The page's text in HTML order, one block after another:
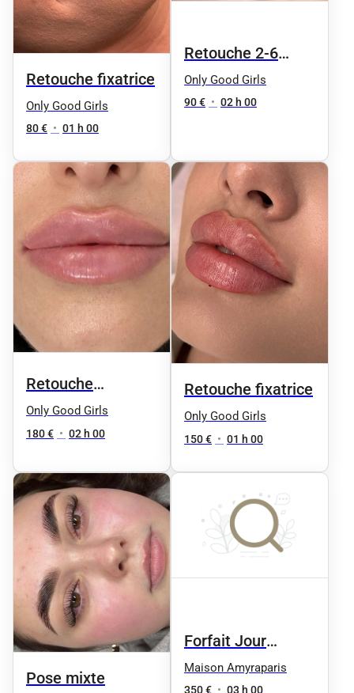
Retouche fixatrice
Only Good Girls
80 € • 01 h 00
Retouche 2-6
mois
Only Good Girls
90 € • 02 h 00
Retouche
entretien 1an max
Only Good Girls
180 € • 02 h 00
Retouche fixatrice
Only Good Girls
150 € • 01 h 00
Pose mixte
Forfait Jour
Mariage ( coiffure
Maison Amyraparis
350 € • 03 h 00